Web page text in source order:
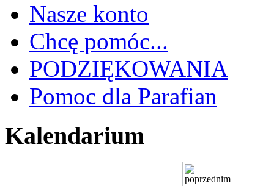
Nasze konto
Chcę pomóc...
PODZIĘKOWANIA
Pomoc dla Parafian
Kalendarium